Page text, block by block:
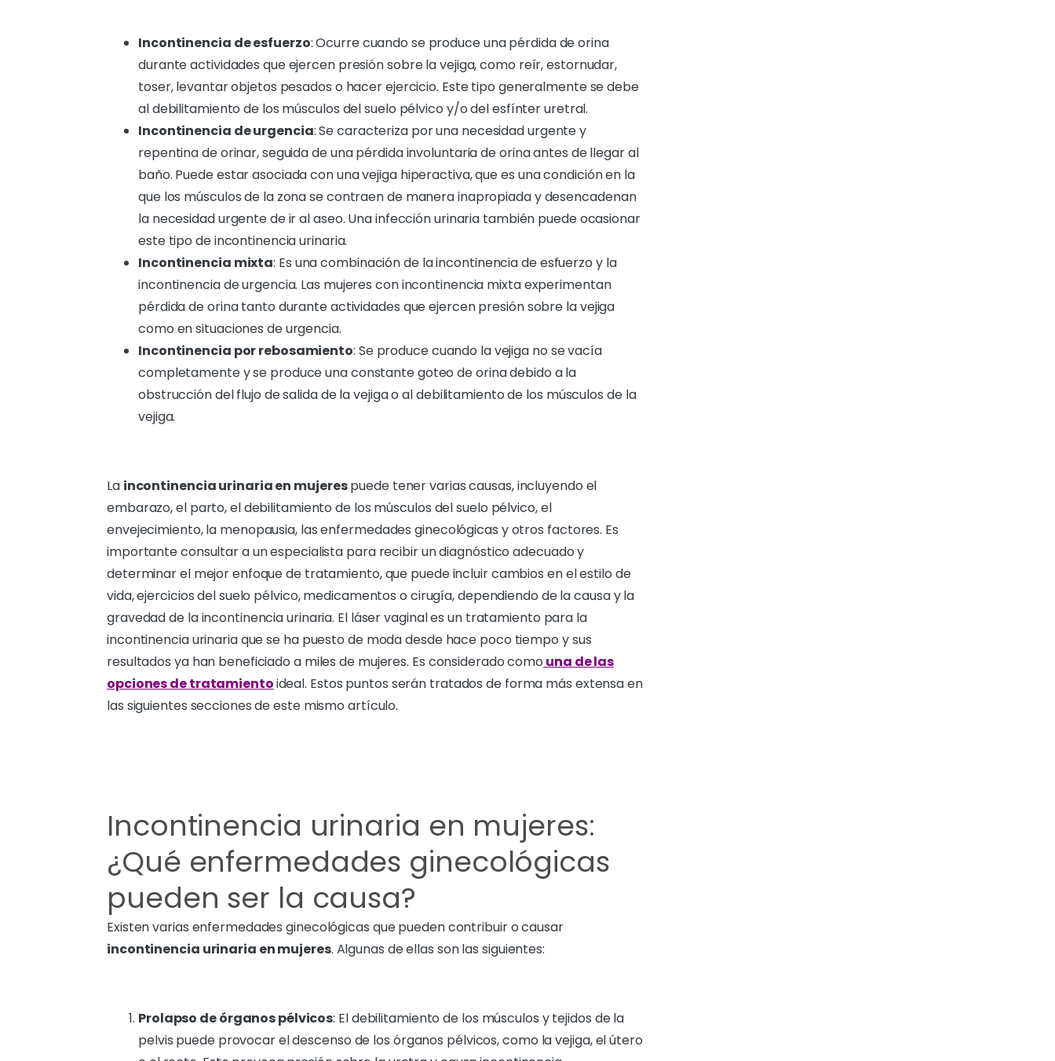
Incontinencia de esfuerzo: Ocurre cuando se produce una pérdida de orina
durante actividades que ejercen presión sobre la vejiga, como reír, estornudar,
toser, levantar objetos pesados o hacer ejercicio. Este tipo generalmente se debe
al debilitamiento de los músculos del suelo pélvico y/o del esfínter uretral.
Incontinencia de urgencia: Se caracteriza por una necesidad urgente y
repentina de orinar, seguida de una pérdida involuntaria de orina antes de llegar al
baño. Puede estar asociada con una vejiga hiperactiva, que es una condición en la
que los músculos de la zona se contraen de manera inapropiada y desencadenan
la necesidad urgente de ir al aseo. Una infección urinaria también puede ocasionar
este tipo de incontinencia urinaria.
Incontinencia mixta: Es una combinación de la incontinencia de esfuerzo y la
incontinencia de urgencia. Las mujeres con incontinencia mixta experimentan
pérdida de orina tanto durante actividades que ejercen presión sobre la vejiga
como en situaciones de urgencia.
Incontinencia por rebosamiento: Se produce cuando la vejiga no se vacía
completamente y se produce una constante goteo de orina debido a la
obstrucción del flujo de salida de la vejiga o al debilitamiento de los músculos de la
vejiga.
La incontinencia urinaria en mujerespuede tener varias causas, incluyendo el
embarazo, el parto, el debilitamiento de los músculos del suelo pélvico, el
envejecimiento, la menopausia, las enfermedades ginecológicas y otros factores. Es
importante consultar a un especialista para recibir un diagnóstico adecuado y
determinar el mejor enfoque de tratamiento, que puede incluir cambios en el estilo de
vida, ejercicios del suelo pélvico, medicamentos o cirugía, dependiendo de la causa y la
gravedad de la incontinencia urinaria. El láser vaginal es un tratamiento para la
incontinencia urinaria que se ha puesto de moda desde hace poco tiempo y sus
resultados ya han beneficiado a miles de mujeres. Es considerado como una de las
opciones de tratamientoideal. Estos puntos serán tratados de forma más extensa en
las siguientes secciones de este mismo artículo.
Incontinencia urinaria en mujeres:
¿Qué enfermedades ginecológicas
pueden ser la causa?
Existen varias enfermedades ginecológicas que pueden contribuir o causar
incontinencia urinaria en mujeres. Algunas de ellas son las siguientes:
Prolapso de órganos pélvicos: El debilitamiento de los músculos y tejidos de la
pelvis puede provocar el descenso de los órganos pélvicos, como la vejiga, el útero